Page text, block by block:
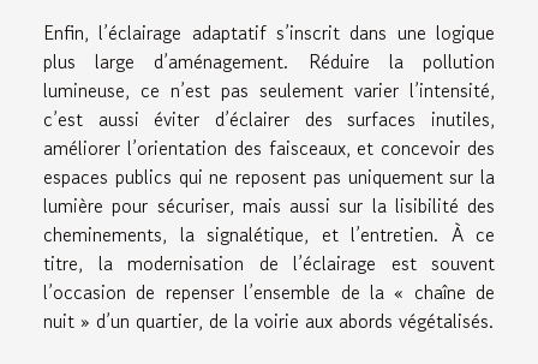
Enfin, l’éclairage adaptatif s’inscrit dans une logique
plus large d’aménagement. Réduire la pollution
lumineuse, ce n’est pas seulement varier l’intensité,
c’est aussi éviter d’éclairer des surfaces inutiles,
améliorer l’orientation des faisceaux, et concevoir des
espaces publics qui ne reposent pas uniquement sur la
lumière pour sécuriser, mais aussi sur la lisibilité des
cheminements, la signalétique, et l’entretien. À ce
titre, la modernisation de l’éclairage est souvent
l’occasion de repenser l’ensemble de la « chaîne de
nuit » d’un quartier, de la voirie aux abords végétalisés.